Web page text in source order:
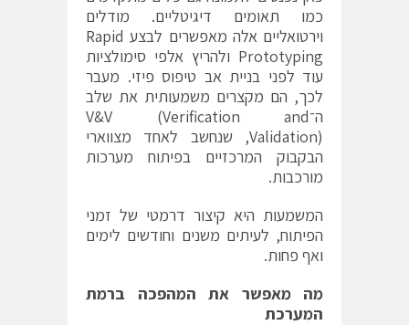
כמו תאומים דיגיטליים. מודלים
וירטואליים אלה מאפשרים לבצע Rapid
Prototyping ולהריץ אלפי סימולציות
עוד לפני בניית אב טיפוס פיזי. מעבר
לכך, הם מקצרים משמעותית את שלב
ה־V&V (Verification and
Validation), שנחשב לאחד מצווארי
הבקבוק המרכזיים בפיתוח מערכות
מורכבות.
המשמעות היא קיצור דרמטי של זמני
הפיתוח, לעיתים משנים וחודשים לימים
ואף פחות.
מה מאפשר את המהפכה ברמת
המערכת